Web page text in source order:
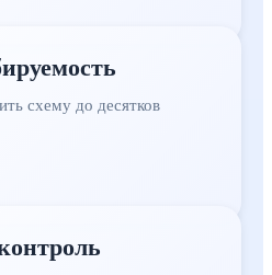
схему до десятков